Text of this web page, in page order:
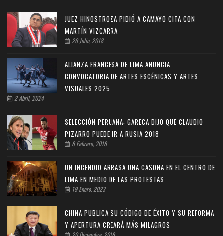
JUEZ HINOSTROZA PIDIÓ A CAMAYO CITA CON
MARTÍN VIZCARRA
26 Julio, 2018
ALIANZA FRANCESA DE LIMA ANUNCIA
CONVOCATORIA DE ARTES ESCÉNICAS Y ARTES
VISUALES 2025
2 Abril, 2024
SELECCIÓN PERUANA: GARECA DIJO QUE CLAUDIO
PIZARRO PUEDE IR A RUSIA 2018
8 Febrero, 2018
UN INCENDIO ARRASA UNA CASONA EN EL CENTRO DE
LIMA EN MEDIO DE LAS PROTESTAS
19 Enero, 2023
CHINA PUBLICA SU CÓDIGO DE ÉXITO Y SU REFORMA
Y APERTURA CREARÁ MÁS MILAGROS
20 Diciembre, 2018